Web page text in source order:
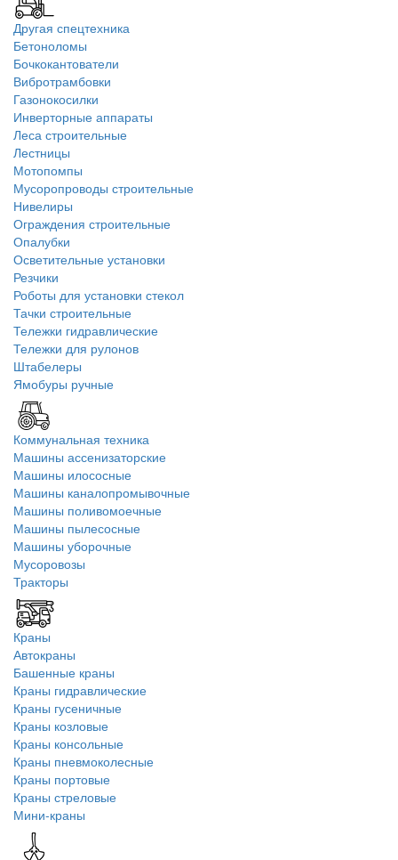
Другая спецтехника
Бетоноломы
Бочкокантователи
Вибротрамбовки
Газонокосилки
Инверторные аппараты
Леса строительные
Лестницы
Мотопомпы
Мусоропроводы строительные
Нивелиры
Ограждения строительные
Опалубки
Осветительные установки
Резчики
Роботы для установки стекол
Тачки строительные
Тележки гидравлические
Тележки для рулонов
Штабелеры
Ямобуры ручные
Коммунальная техника
Машины ассенизаторские
Машины илососные
Машины каналопромывочные
Машины поливомоечные
Машины пылесосные
Машины уборочные
Мусоровозы
Тракторы
Краны
Автокраны
Башенные краны
Краны гидравлические
Краны гусеничные
Краны козловые
Краны консольные
Краны пневмоколесные
Краны портовые
Краны стреловые
Мини-краны